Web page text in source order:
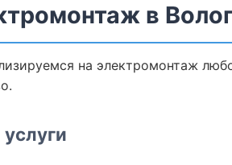
в
на электромонтаж